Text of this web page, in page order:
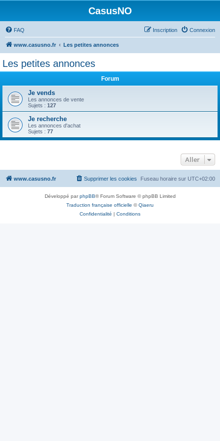
CasusNO
FAQ Connexion
Inscription
www.casusno.fr Les petites annonces
Les petites annonces
Forum
Je vends
Les annonces de vente
Sujets : 127
Je recherche
Les annonces d'achat
Sujets : 77
Aller
www.casusno.fr Fuseau horaire sur UTC+02:00
Supprimer les cookies
Développé parphpBB® Forum Software © phpBB Limited
Traduction française officielle ©Qiaeru
Confidentialité | Conditions